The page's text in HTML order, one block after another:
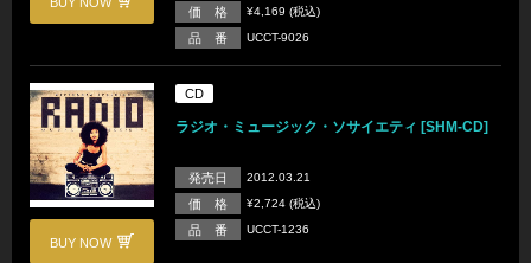
価 格 ¥4,169 (税込)
品 番 UCCT-9026
BUY NOW
CD
ラジオ・ミュージック・ソサイエティ [SHM-CD]
発売日 2012.03.21
価 格 ¥2,724 (税込)
品 番 UCCT-1236